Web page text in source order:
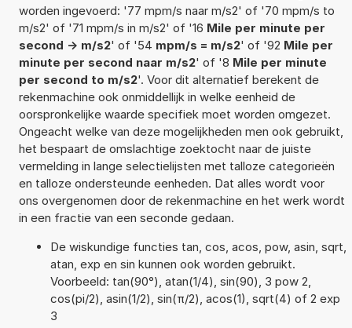
worden ingevoerd: '77 mpm/s naar m/s2' of '70 mpm/s to
m/s2' of '71 mpm/s in m/s2' of '16 Mile per minute per
second -> m/s2' of '54 mpm/s = m/s2' of '92 Mile per
minute per second naar m/s2' of '8 Mile per minute
per second to m/s2'. Voor dit alternatief berekent de
rekenmachine ook onmiddellijk in welke eenheid de
oorspronkelijke waarde specifiek moet worden omgezet.
Ongeacht welke van deze mogelijkheden men ook gebruikt,
het bespaart de omslachtige zoektocht naar de juiste
vermelding in lange selectielijsten met talloze categorieën
en talloze ondersteunde eenheden. Dat alles wordt voor
ons overgenomen door de rekenmachine en het werk wordt
in een fractie van een seconde gedaan.
De wiskundige functies tan, cos, acos, pow, asin, sqrt,
atan, exp en sin kunnen ook worden gebruikt.
Voorbeeld: tan(90°), atan(1/4), sin(90), 3 pow 2,
cos(pi/2), asin(1/2), sin(π/2), acos(1), sqrt(4) of 2 exp
3